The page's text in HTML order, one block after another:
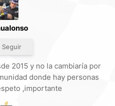
Seguir
2015 y no la cambiaría por
donde hay personas
,importante